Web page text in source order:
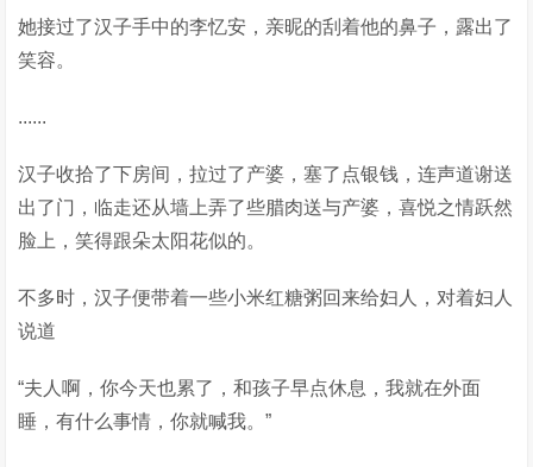
她接过了汉子手中的李忆安，亲昵的刮着他的鼻子，露出了
笑容。
......
汉子收拾了下房间，拉过了产婆，塞了点银钱，连声道谢送
出了门，临走还从墙上弄了些腊肉送与产婆，喜悦之情跃然
脸上，笑得跟朵太阳花似的。
不多时，汉子便带着一些小米红糖粥回来给妇人，对着妇人
说道
“夫人啊，你今天也累了，和孩子早点休息，我就在外面
睡，有什么事情，你就喊我。”